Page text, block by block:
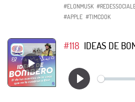
#ELONMUSK
#APPLE #TIMCOOK
#118 IDEAS DE